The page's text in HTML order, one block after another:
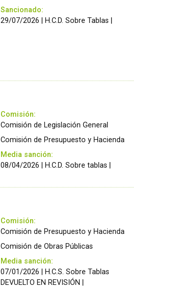
Sancionado:
29/07/2026 | H.C.D. Sobre Tablas |
Comisión:
Comisión de Legislación General
Comisión de Presupuesto y Hacienda
Media sanción:
08/04/2026 | H.C.D. Sobre tablas |
Comisión:
Comisión de Presupuesto y Hacienda
Comisión de Obras Públicas
Media sanción:
07/01/2026 | H.C.S. Sobre Tablas
DEVUELTO EN REVISIÓN |